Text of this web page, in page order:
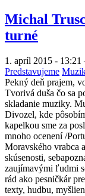
Michal
turné
1. apríl 2015 - 13:21
Predstavujeme
Pekný deň prajem,
Tvorivá duša čo sa
skladanie muziky.
Divozel, kde
kapelkou sme za
mnoho ocenení /
Moravského vrabca
skúsenosti,
zaujímavými ľudmi
rád ako pesničkár
texty, hudbu,